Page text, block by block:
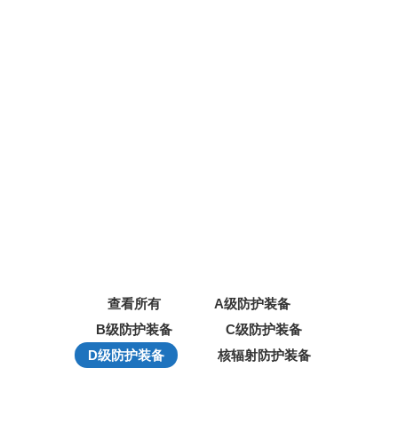
查看所有
A级防护装备
B级防护装备
C级防护装备
D级防护装备
核辐射防护装备